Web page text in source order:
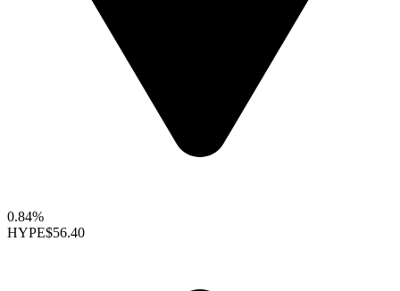
0.84%
HYPE$56.40